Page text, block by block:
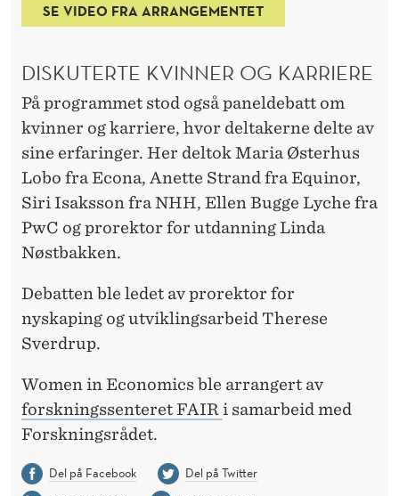
SE VIDEO FRA ARRANGEMENTET
DISKUTERTE KVINNER OG KARRIERE
På programmet stod også paneldebatt om
kvinner og karriere, hvor deltakerne delte av
sine erfaringer. Her deltok Maria Østerhus
Lobo fra Econa, Anette Strand fra Equinor,
Siri Isaksson fra NHH, Ellen Bugge Lyche fra
PwC og prorektor for utdanning Linda
Nøstbakken.
Debatten ble ledet av prorektor for
nyskaping og utviklingsarbeid Therese
Sverdrup.
Women in Economics ble arrangert av
forskningssenteret FAIR i samarbeid med
Forskningsrådet.
Del på Facebook
Del på Twitter